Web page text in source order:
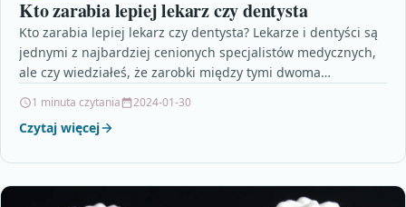
Kto zarabia lepiej lekarz czy dentysta
Kto zarabia lepiej lekarz czy dentysta? Lekarze i dentyści są
jednymi z najbardziej cenionych specjalistów medycznych,
ale czy wiedziałeś, że zarobki między tymi dwoma…
1 minuta czytania 2024-01-30
Czytaj więcej